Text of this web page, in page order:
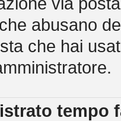
abusano
che hai
tempo